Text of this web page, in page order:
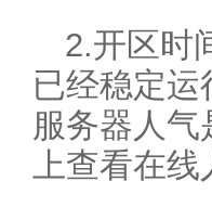
2.开区时
已经稳定
服务器人
上查看在